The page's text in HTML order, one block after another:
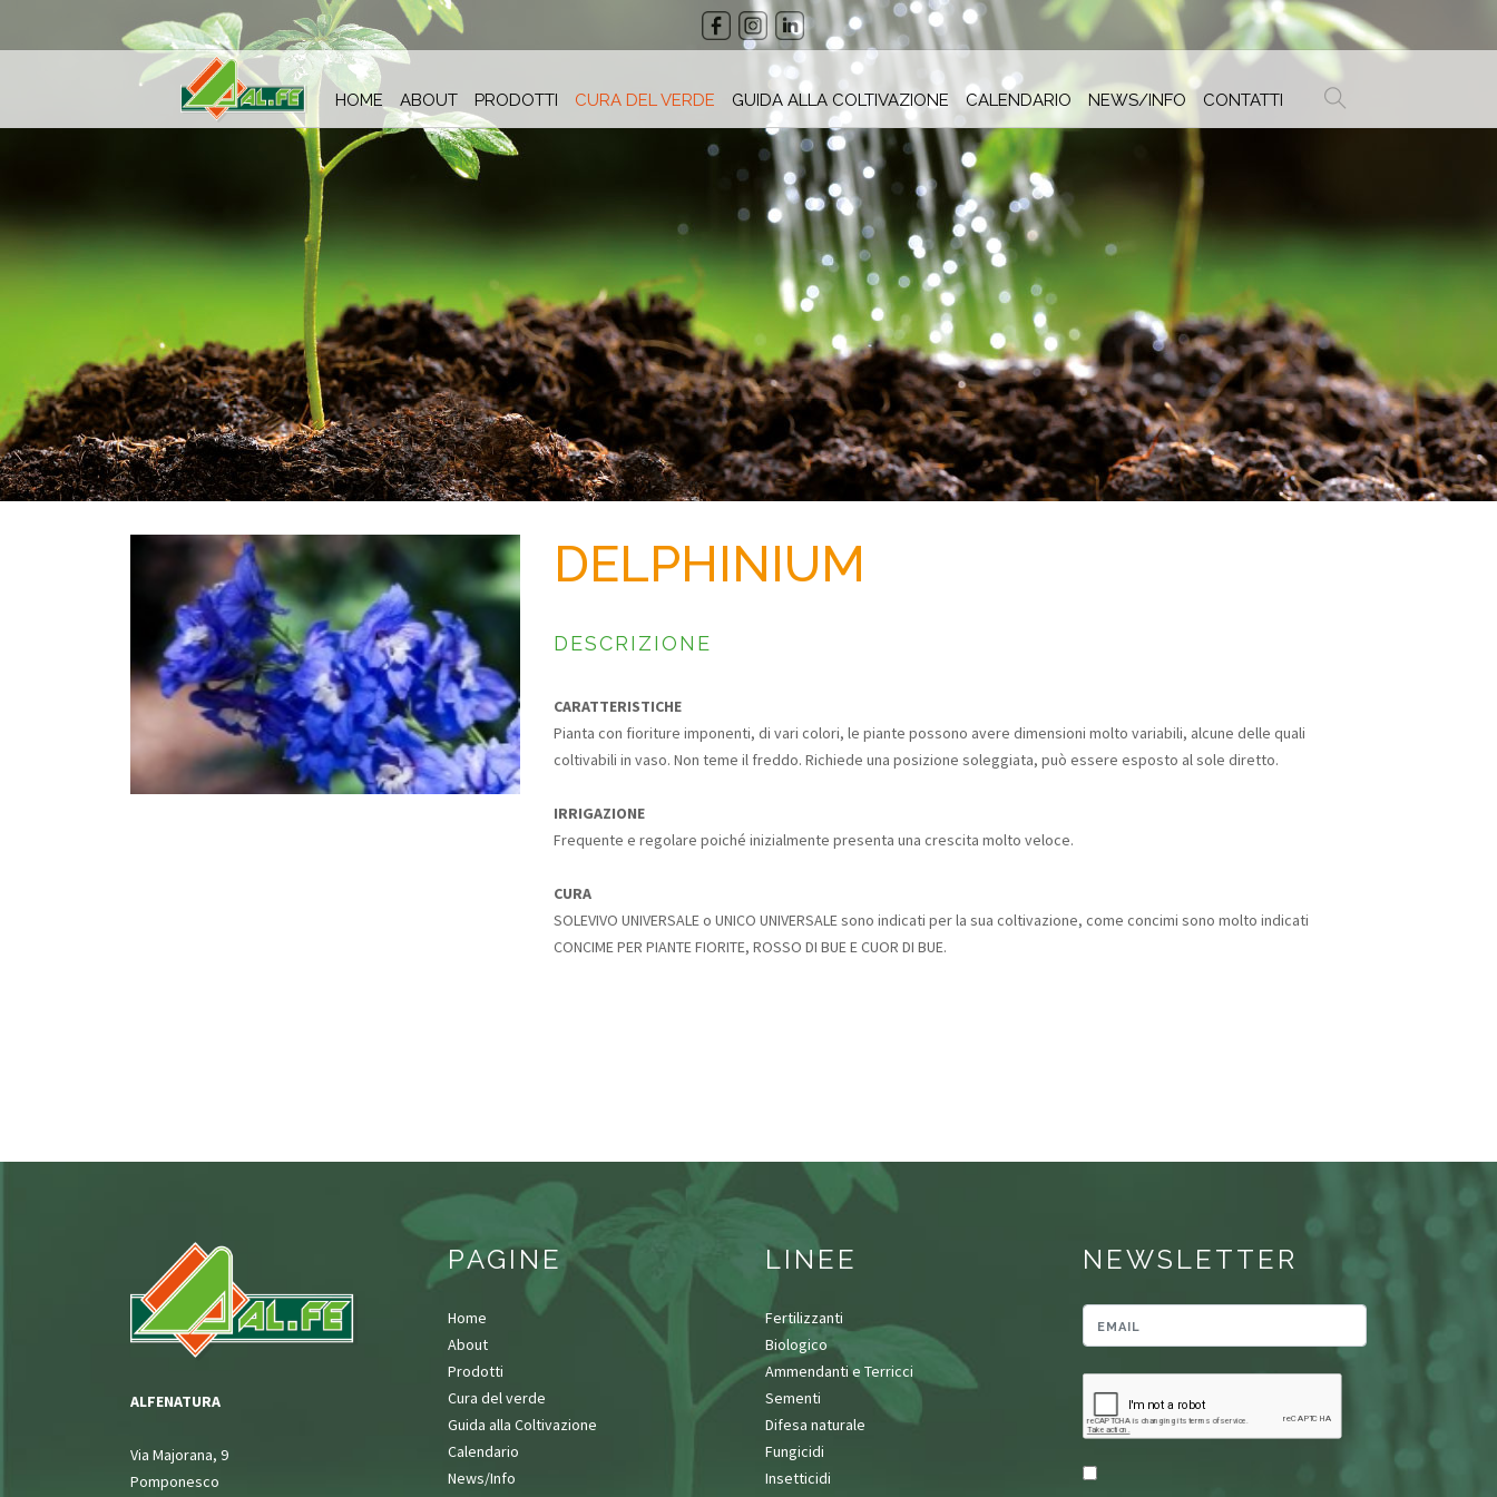
HOME ABOUT PRODOTTI CURA DEL VERDE GUIDA ALLA COLTIVAZIONE CALENDARIO NEWS/INFO CONTATTI
DELPHINIUM
DESCRIZIONE
CARATTERISTICHE
Pianta con fioriture imponenti, di vari colori, le piante possono avere dimensioni molto variabili, alcune delle quali
coltivabili in vaso. Non teme il freddo. Richiede una posizione soleggiata, può essere esposto al sole diretto.
IRRIGAZIONE
Frequente e regolare poiché inizialmente presenta una crescita molto veloce.
CURA
SOLEVIVO UNIVERSALE o UNICO UNIVERSALE sono indicati per la sua coltivazione, come concimi sono molto indicati
CONCIME PER PIANTE FIORITE, ROSSO DI BUE E CUOR DI BUE.
ALFENATURA
Via Majorana, 9
Pomponesco
PAGINE
Home
About
Prodotti
Cura del verde
Guida alla Coltivazione
Calendario
News/Info
LINEE
Fertilizzanti
Biologico
Ammendanti e Terricci
Sementi
Difesa naturale
Fungicidi
Insetticidi
NEWSLETTER